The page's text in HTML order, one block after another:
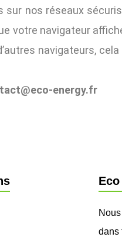
sur nos réseaux
votre navigateur
navigateurs,
energy.fr
dans